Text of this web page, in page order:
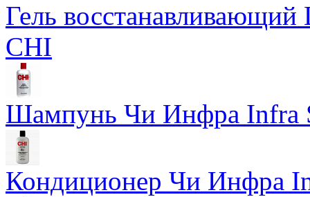
Гель
CHI
Шампунь Чи Инфра Infra
Кондиционер Чи Инфра